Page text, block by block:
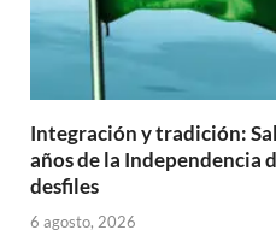
Integración y tradición:
años de la Independencia
desfiles
6 agosto, 2026